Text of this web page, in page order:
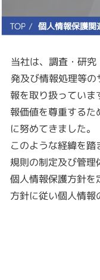
TOP 個人情報保護関
当社は、調査・研
発及び情報処理等
報を取り扱ってい
報価値を尊重する
に努めてきました。
このような経緯を踏
規則の制定及び管理
個人情報保護方針を
方針に従い個人情報